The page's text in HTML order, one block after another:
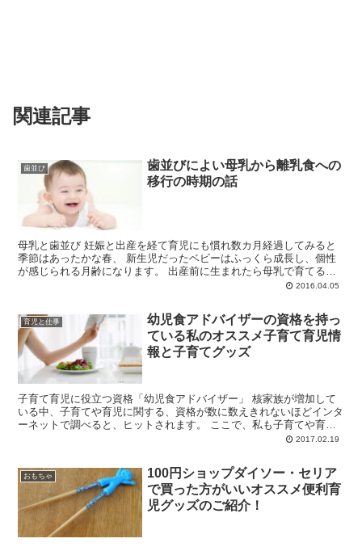
関連記事
歯並び
歯並びによい母乳から離乳食への
移行の時期の話
母乳と歯並び 妊娠と出産を経て育児にも慣れ数カ月経過してみると
季節はあったかな春、 新生児だったベビーはふっくら成長し、個性
が感じられる月齢になります。 出産前に生まれたら母乳で育てるの
2016.04.05
育児と仕事
幼児食アドバイザーの資格を持っ
ている私のオススメ子育て育児情
報と子育てグッズ
子育て育児に役立つ資格「幼児食アドバイザー」 核家族が増加して
いる中、子育てや育児に関する、資格が数に数えきれないほどインタ
ーネットで調べると、ヒットされます。 ここで、私も子育てや育児
2017.02.19
おもちゃ
100円ショップダイソー・セリア
で買った方がいいオススメ便利育
児グッズのご紹介！